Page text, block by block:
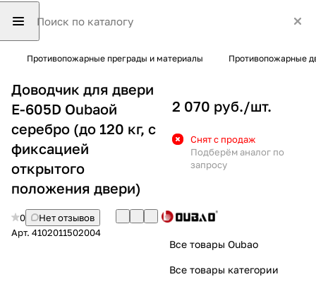
Противопожарные преграды и материалы Противопожарные
Доводчик для двери
Е-605D Oubaoй
серебро (до 120 кг, с
фиксацией
открытого
положения двери)
0
Нет отзывов
Арт. 4102011502004
2 070 руб./шт.
Снят с продаж
Подберём аналог по
запросу
Все товары Oubao
Все товары категории